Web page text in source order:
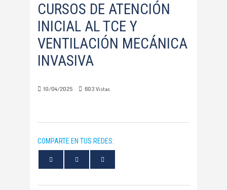
CURSOS DE ATENCIÓN
INICIAL AL TCE Y
VENTILACIÓN MECÁNICA
INVASIVA
10/04/2025 603 Vistas
COMPARTE EN TUS REDES: